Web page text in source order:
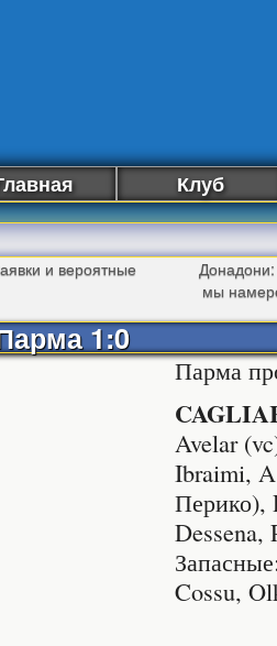
Клуб
и вероятные
мы
1:0
Парма
Avelar
Ibraimi,
Перико),
Cossu,